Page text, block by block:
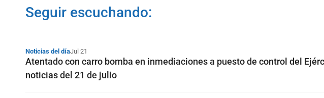
Seguir escuchando:
Noticias del díaJul 21
Atentado con carro bomba en inmediaciones a puesto de control del
noticias del 21 de julio